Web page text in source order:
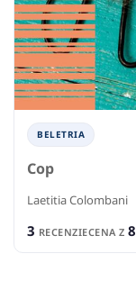
BELETRIA
Cop
Laetitia Colombani
3 RECENZIECENA Z 8